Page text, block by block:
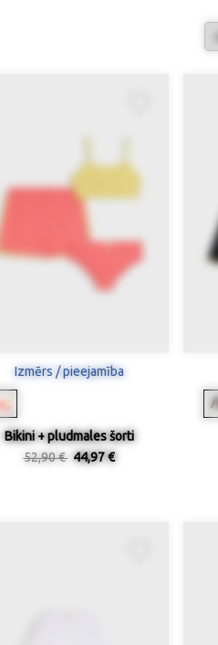
Izmērs / pieejamība
Bikini + pludmales šorti
52,90 € 44,97 €